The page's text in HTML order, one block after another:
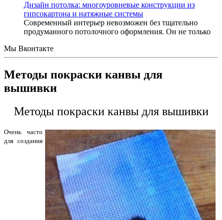
Дизайн потолка: многоуровневые конструкции из
гипсокартона и натяжные системы
Современный интерьер невозможен без тщательно
продуманного потолочного оформления. Он не только
Мы Вконтакте
Методы покраски канвы для
вышивки
Методы покраски канвы для вышивки
Очень часто
для создания